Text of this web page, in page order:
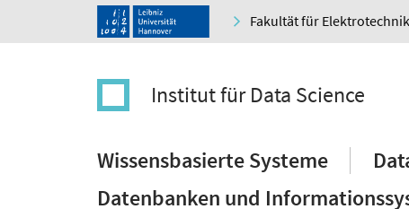
Fakultät für
Institut für Data Science
Wissensbasierte Systeme
Datenbanken und